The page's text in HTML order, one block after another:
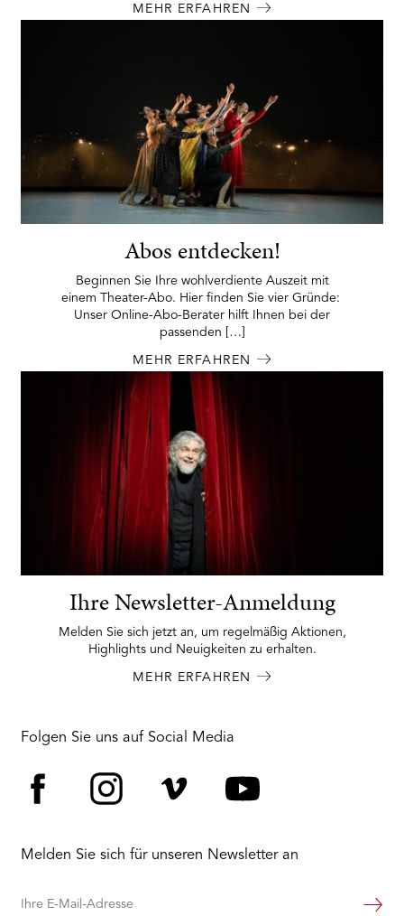
MEHR ERFAHREN
Abos entdecken!
Beginnen Sie Ihre wohlverdiente Auszeit mit
einem Theater-Abo. Hier finden Sie vier Gründe:
Unser Online-Abo-Berater hilft Ihnen bei der
passenden […]
MEHR ERFAHREN
Ihre Newsletter-Anmeldung
Melden Sie sich jetzt an, um regelmäßig Aktionen,
Highlights und Neuigkeiten zu erhalten.
MEHR ERFAHREN
Folgen Sie uns auf Social Media
Melden Sie sich für unseren Newsletter an
Ihre
Weiter